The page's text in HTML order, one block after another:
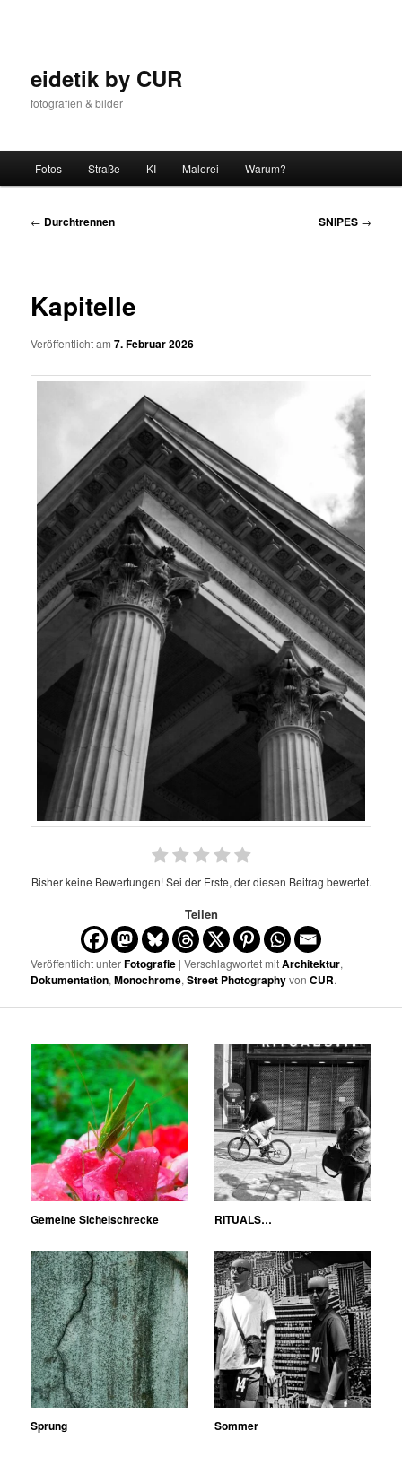
eidetik by CUR
fotografien & bilder
Fotos Straße KI Malerei Warum?
Beitrags-
← Durchtrennen SNIPES →
Kapitelle
Veröffentlicht am7. Februar 2026
Bisher keine Bewertungen! Sei der Erste, der diesen Beitrag bewertet.
Teilen
Veröffentlicht unterFotografie | Verschlagwortet mitArchitektur,
Dokumentation,Monochrome,Street PhotographyvonCUR.
Gemeine Sichelschrecke RITUALS…
Sprung Sommer